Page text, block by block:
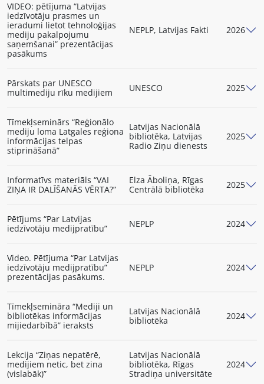
VIDEO: pētījuma “Latvijas
iedzīvotāju prasmes un
ieradumi lietot tehnoloģijas
mediju pakalpojumu
saņemšanai” prezentācijas
pasākums
NEPLP, Latvijas Fakti 2026
Pārskats par UNESCO
multimediju rīku medijiem
UNESCO 2025
Tīmekļseminārs “Reģionālo
mediju loma Latgales reģiona
informācijas telpas
stiprināšanā”
Latvijas Nacionālā
bibliotēka, Latvijas
Radio Ziņu dienests
2025
Informatīvs materiāls “VAI
ZIŅA IR DALĪŠANĀS VĒRTA?”
Elza Āboliņa, Rīgas
Centrālā bibliotēka
2025
Pētījums “Par Latvijas
iedzīvotāju medijpratību”
NEPLP 2024
Video. Pētījuma “Par Latvijas
iedzīvotāju medijpratību”
prezentācijas pasākums.
NEPLP 2024
Tīmekļsemināra “Mediji un
bibliotēkas informācijas
mijiedarbībā” ieraksts
Latvijas Nacionālā
bibliotēka
2024
Lekcija “Ziņas nepatērē,
medijiem netic, bet zina
(vislabāk)”
Latvijas Nacionālā
bibliotēka, Rīgas
Stradiņa universitāte
2024